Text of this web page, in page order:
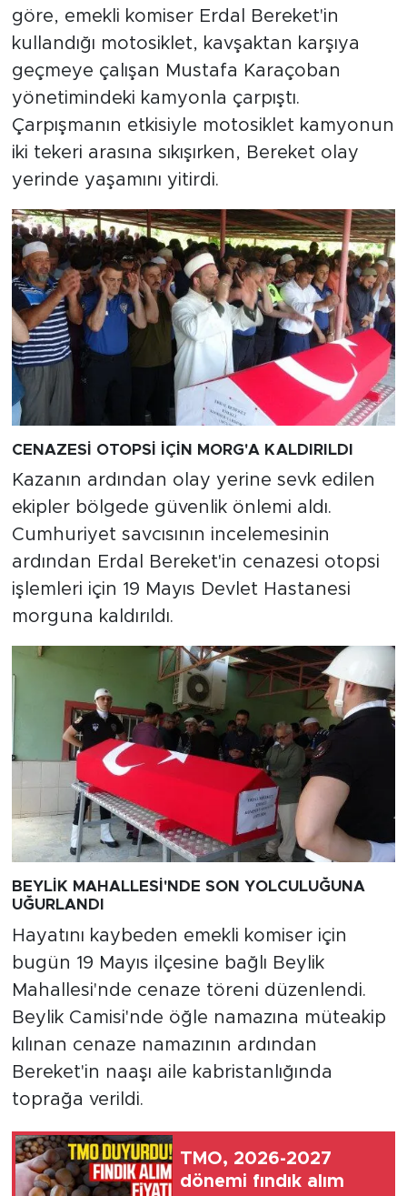
göre, emekli komiser Erdal Bereket'in
kullandığı motosiklet, kavşaktan karşıya
geçmeye çalışan Mustafa Karaçoban
yönetimindeki kamyonla çarpıştı.
Çarpışmanın etkisiyle motosiklet kamyonun
iki tekeri arasına sıkışırken, Bereket olay
yerinde yaşamını yitirdi.
CENAZESİ OTOPSİ İÇİN MORG'A KALDIRILDI
Kazanın ardından olay yerine sevk edilen
ekipler bölgede güvenlik önlemi aldı.
Cumhuriyet savcısının incelemesinin
ardından Erdal Bereket'in cenazesi otopsi
işlemleri için 19 Mayıs Devlet Hastanesi
morguna kaldırıldı.
BEYLİK MAHALLESİ'NDE SON YOLCULUĞUNA
UĞURLANDI
Hayatını kaybeden emekli komiser için
bugün 19 Mayıs ilçesine bağlı Beylik
Mahallesi'nde cenaze töreni düzenlendi.
Beylik Camisi'nde öğle namazına müteakip
kılınan cenaze namazının ardından
Bereket'in naaşı aile kabristanlığında
toprağa verildi.
TMO, 2026-2027
dönemi fındık alım